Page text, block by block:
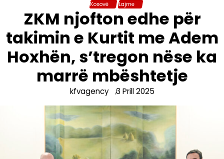
Kosovë Lajme
ZKM njofton edhe për
takimin e Kurtit me Adem
Hoxhën, s’tregon nëse ka
marrë mbështetje
kfvagency 3 Prill 2025